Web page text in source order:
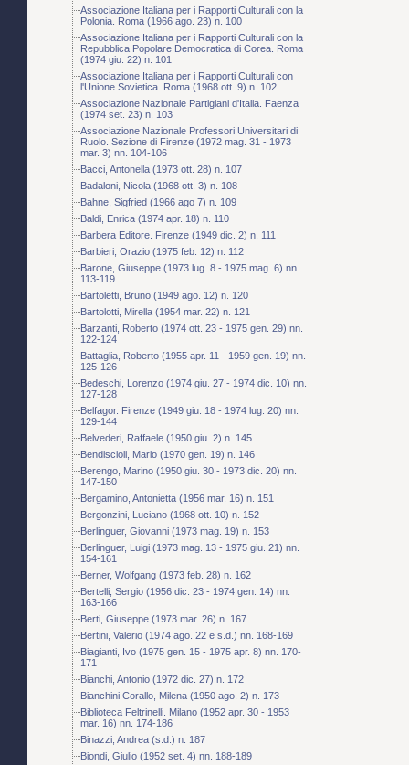
Associazione Italiana per i Rapporti Culturali con la
Polonia. Roma (1966 ago. 23) n. 100
Associazione Italiana per i Rapporti Culturali con la
Repubblica Popolare Democratica di Corea. Roma
(1974 giu. 22) n. 101
Associazione Italiana per i Rapporti Culturali con
l'Unione Sovietica. Roma (1968 ott. 9) n. 102
Associazione Nazionale Partigiani d'Italia. Faenza
(1974 set. 23) n. 103
Associazione Nazionale Professori Universitari di
Ruolo. Sezione di Firenze (1972 mag. 31 - 1973
mar. 3) nn. 104-106
Bacci, Antonella (1973 ott. 28) n. 107
Badaloni, Nicola (1968 ott. 3) n. 108
Bahne, Sigfried (1966 ago 7) n. 109
Baldi, Enrica (1974 apr. 18) n. 110
Barbera Editore. Firenze (1949 dic. 2) n. 111
Barbieri, Orazio (1975 feb. 12) n. 112
Barone, Giuseppe (1973 lug. 8 - 1975 mag. 6) nn.
113-119
Bartoletti, Bruno (1949 ago. 12) n. 120
Bartolotti, Mirella (1954 mar. 22) n. 121
Barzanti, Roberto (1974 ott. 23 - 1975 gen. 29) nn.
122-124
Battaglia, Roberto (1955 apr. 11 - 1959 gen. 19) nn.
125-126
Bedeschi, Lorenzo (1974 giu. 27 - 1974 dic. 10) nn.
127-128
Belfagor. Firenze (1949 giu. 18 - 1974 lug. 20) nn.
129-144
Belvederi, Raffaele (1950 giu. 2) n. 145
Bendiscioli, Mario (1970 gen. 19) n. 146
Berengo, Marino (1950 giu. 30 - 1973 dic. 20) nn.
147-150
Bergamino, Antonietta (1956 mar. 16) n. 151
Bergonzini, Luciano (1968 ott. 10) n. 152
Berlinguer, Giovanni (1973 mag. 19) n. 153
Berlinguer, Luigi (1973 mag. 13 - 1975 giu. 21) nn.
154-161
Berner, Wolfgang (1973 feb. 28) n. 162
Bertelli, Sergio (1956 dic. 23 - 1974 gen. 14) nn.
163-166
Berti, Giuseppe (1973 mar. 26) n. 167
Bertini, Valerio (1974 ago. 22 e s.d.) nn. 168-169
Biagianti, Ivo (1975 gen. 15 - 1975 apr. 8) nn. 170-
171
Bianchi, Antonio (1972 dic. 27) n. 172
Bianchini Corallo, Milena (1950 ago. 2) n. 173
Biblioteca Feltrinelli. Milano (1952 apr. 30 - 1953
mar. 16) nn. 174-186
Binazzi, Andrea (s.d.) n. 187
Biondi, Giulio (1952 set. 4) nn. 188-189